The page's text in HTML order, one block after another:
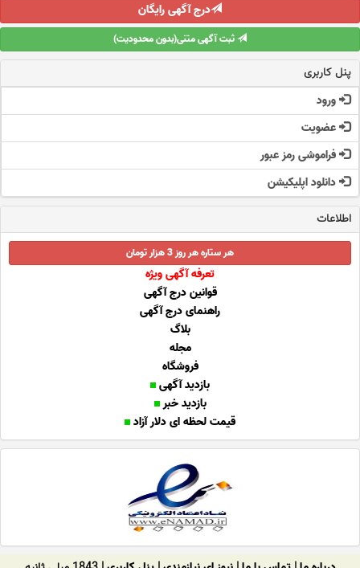
درج آگهی رایگان
ثبت آگهی متنی(بدون محدودیت)
پنل کاربری
ورود
عضویت
فراموشی رمز عبور
دانلود اپلیکیشن
اطلاعات
هر ستاره هر روز 3 هزار تومان
تعرفه آگهی ویژه
قوانین درج آگهی
راهنمای درج آگهی
بلاگ
مجله
فروشگاه
بازدید آگهی
بازدید خبر
قیمت لحظه ای دلار آزاد